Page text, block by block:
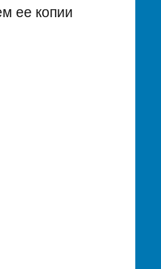
ее копии